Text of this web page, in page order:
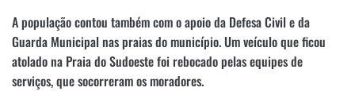
A população contou também com o apoio da Defesa Civil e da
Guarda Municipal nas praias do município. Um veículo que ficou
atolado na Praia do Sudoeste foi rebocado pelas equipes de
serviços, que socorreram os moradores.